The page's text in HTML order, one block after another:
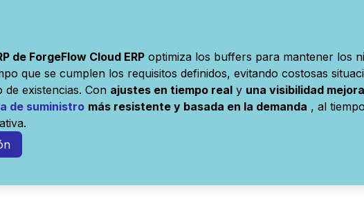
de ForgeFlow Cloud ERP optimiza los buffers para mantener los
que se cumplen los requisitos definidos, evitando costosas
de existencias. Con ajustes en tiempo real y una visibilidad
de suministro más resistente y basada en la demanda , al